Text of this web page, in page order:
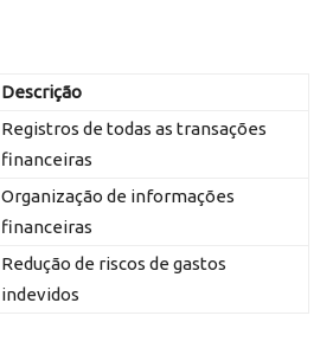
Descrição
Registros de todas as transações
financeiras
Organização de informações
financeiras
Redução de riscos de gastos
indevidos